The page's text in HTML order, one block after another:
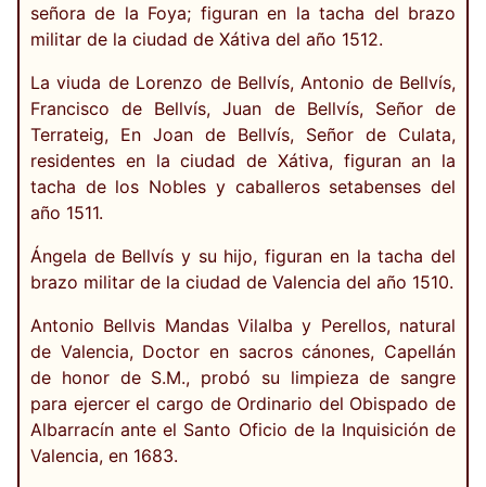
señora de la Foya; figuran en la tacha del brazo
militar de la ciudad de Xátiva del año 1512.
La viuda de Lorenzo de Bellvís, Antonio de Bellvís,
Francisco de Bellvís, Juan de Bellvís, Señor de
Terrateig, En Joan de Bellvís, Señor de Culata,
residentes en la ciudad de Xátiva, figuran an la
tacha de los Nobles y caballeros setabenses del
año 1511.
Ángela de Bellvís y su hijo, figuran en la tacha del
brazo militar de la ciudad de Valencia del año 1510.
Antonio Bellvis Mandas Vilalba y Perellos, natural
de Valencia, Doctor en sacros cánones, Capellán
de honor de S.M., probó su limpieza de sangre
para ejercer el cargo de Ordinario del Obispado de
Albarracín ante el Santo Oficio de la Inquisición de
Valencia, en 1683.